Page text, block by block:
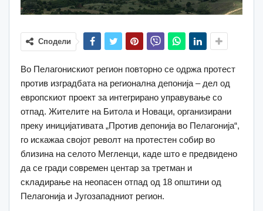
Сподели
Во Пелагонискиот регион повторно се одржа протест
против изградбата на регионална депонија – дел од
европскиот проект за интегрирано управување со
отпад. Жителите на Битола и Новаци, организирани
преку иницијативата „Против депонија во Пелагонија“,
го искажаа својот револт на протестен собир во
близина на селото Мегленци, каде што е предвидено
да се гради современ центар за третман и
складирање на неопасен отпад од 18 општини од
Пелагонија и Југозападниот регион.